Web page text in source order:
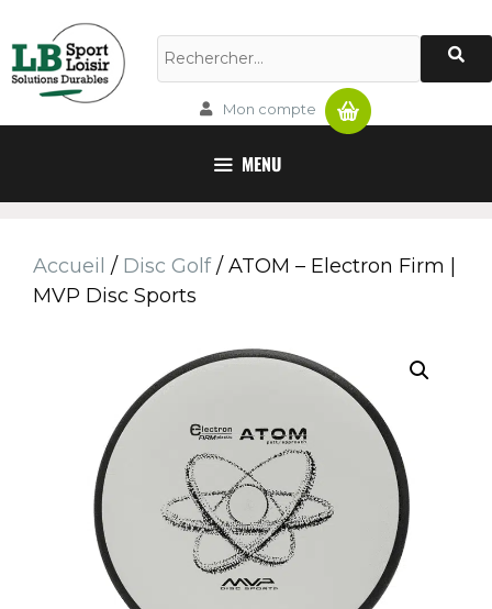
Mon compte Panier
MENU
Accueil / Disc Golf/ ATOM – Electron Firm |
MVP Disc Sports